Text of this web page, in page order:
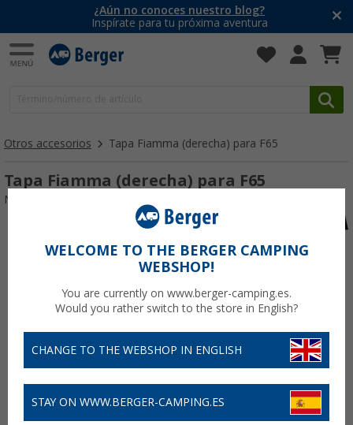
¿Aún no conoces nuestro blog?
Inspírate para tu próxima aventura
Otros accesorios Tapa Fiamma (derecha) para F65
Tapa Fiamma (derecha) para F65
Nº de artículo 103583
WELCOME TO THE BERGER CAMPING
WEBSHOP!
You are currently on www.berger-camping.es.
Would you rather switch to the store in English?
CHANGE TO THE WEBSHOP IN ENGLISH
STAY ON WWW.BERGER-CAMPING.ES